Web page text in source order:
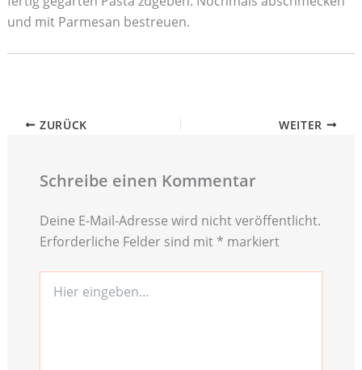
und mit Parmesan bestreuen.
ZURÜCK WEITER
Schreibe einen Kommentar
Deine E-Mail-Adresse wird nicht veröffentlicht.
Erforderliche Felder sind mit * markiert
eingeben…